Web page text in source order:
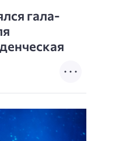
гала-